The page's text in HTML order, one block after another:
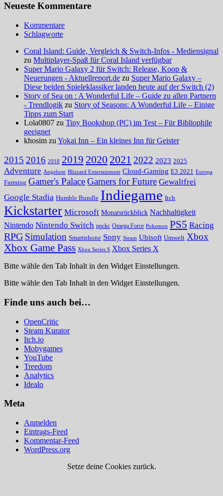
Neueste Kommentare
Kommentare
Schlagworte
Coral Island: Guide, Vergleich & Switch-Infos - Mediensignal
zu Multiplayer-Spaß für Coral Island verfügbar
Super Mario Galaxy 2 für Switch: Release, Koop &
Neuerungen - Aktuellreport.de zu Super Mario Galaxy –
Diese beiden Spieleklassiker landen heute auf der Switch (2)
Story of Sea on : A Wonderful Life – Guide zu allen Partnern
- Trendlogik zu Story of Seasons: A Wonderful Life – Einige
Tipps zum Start
Lola0807 zu Tiny Bookshop (PC) im Test – Für Bibliophile
geeignet
khosim zu Yokai Inn – Ein kleines Inn für Geister
2015 2016 2018 2019 2020 2021 2022 2023 2025
Adventure Angebote Blizzard Entertainment Cloud-Gaming E3 2021 Europa
Farming Gamer's PalaceGamers for Future Gewaltfrei
Google Stadia Humble Bundle Indiegame Itch
Kickstarter Microsoft Monatsrückblick Nachhaltigkeit
Nintendo Nintendo Switch npckc Omega Force Pokemon PS5 Racing
RPG Simulation Smartphone Sony Steam Ubisoft Umwelt Xbox
Xbox Game Pass Xbox Series S Xbox Series X
Bitte wähle den Tab Inhalt in den Widget Einstellungen.
Bitte wähle den Tab Inhalt in den Widget Einstellungen.
Finde uns auch bei…
OpenCritic
Steam Kurator
Itch.io
Mobygames
YouTube
Treedom
Analytics
Idealo
Meta
Anmelden
Eintrags-Feed
Kommentar-Feed
WordPress.org
Setze deine Cookies zurück.